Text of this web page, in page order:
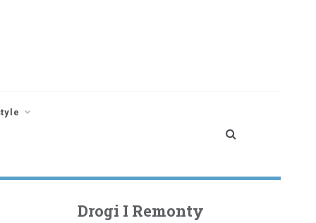
Drogi I Remonty